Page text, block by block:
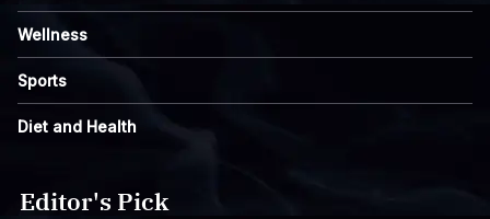
Wellness
Sports
Diet and Health
Editor's Pick